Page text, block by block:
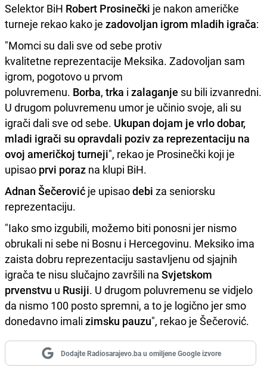
Selektor BiH Robert Prosinečki je nakon američke
turneje rekao kako je zadovoljan igrom mladih igrača:
"Momci su dali sve od sebe protiv
kvalitetne reprezentacije Meksika. Zadovoljan sam
igrom, pogotovo u prvom
poluvremenu. Borba, trka i zalaganje su bili izvanredni.
U drugom poluvremenu umor je učinio svoje, ali su
igrači dali sve od sebe. Ukupan dojam je vrlo dobar,
mladi igrači su opravdali poziv za reprezentaciju na
ovoj američkoj turneji", rekao je Prosinečki koji je
upisao prvi poraz na klupi BiH.
Adnan Šečerović je upisaodebi za seniorsku
reprezentaciju.
"Iako smo izgubili, možemo biti ponosni jer nismo
obrukali ni sebe ni Bosnu i Hercegovinu. Meksiko ima
zaista dobru reprezentaciju sastavljenu od sjajnih
igrača te nisu slučajno završili na Svjetskom
prvenstvu u Rusiji. U drugom poluvremenu se vidjelo
da nismo 100 posto spremni, a to je logično jer smo
donedavno imali zimsku pauzu", rekao je Šečerović.
Dodajte Radiosarajevo.ba u omiljene Google izvore